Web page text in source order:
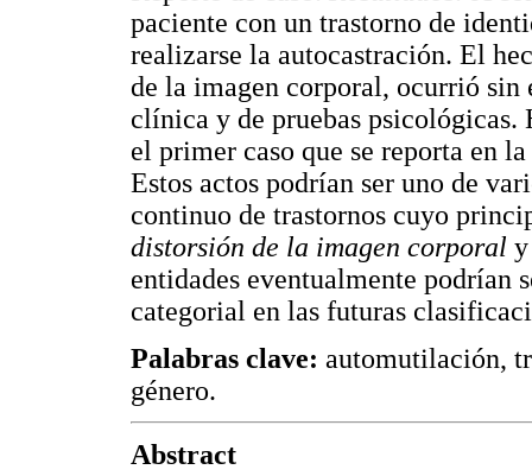
paciente con un trastorno de
realizarse la autocastración. El
de la imagen corporal, ocurrió sin
clínica y de pruebas psicológicas.
el primer caso que se reporta en
Estos actos podrían ser uno de
continuo de trastornos cuyo
distorsión de la imagen corporal
entidades eventualmente podrían
categorial en las futuras
Palabras clave: automutilación,
género.
Abstract